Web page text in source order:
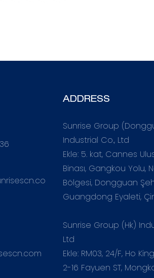
ADDRESS
Sunrise Group
Industrial Co., Ltd
Ekle: 5. kat, Cannes
Binası, Gangkou Yolu,
Bölgesi, Dongguan
Guangdong Eyaleti,
Sunrise Group (Hk)
Ltd
Ekle: RM03, 24/F, Ho
2-16 Fayuen ST,